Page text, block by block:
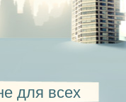
для всех